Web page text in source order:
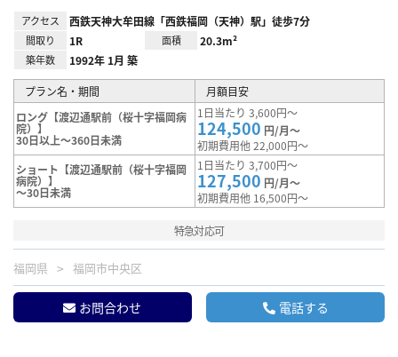
アクセス 西鉄天神大牟田線「西鉄福岡（天神）駅」徒歩7分
間取り 1R 面積 20.3m²
築年数 1992年 1月 築
プラン名・期間
月額目安
ロング【渡辺通駅前（桜十字福岡病
院）】
30日以上～360日未満
1日当たり 3,600円～
124,500 円/月～
初期費用他 22,000円～
ショート【渡辺通駅前（桜十字福岡
病院）】
～30日未満
1日当たり 3,700円～
127,500 円/月～
初期費用他 16,500円～
特急対応可
福岡県 福岡市中央区
お問合わせ 電話する